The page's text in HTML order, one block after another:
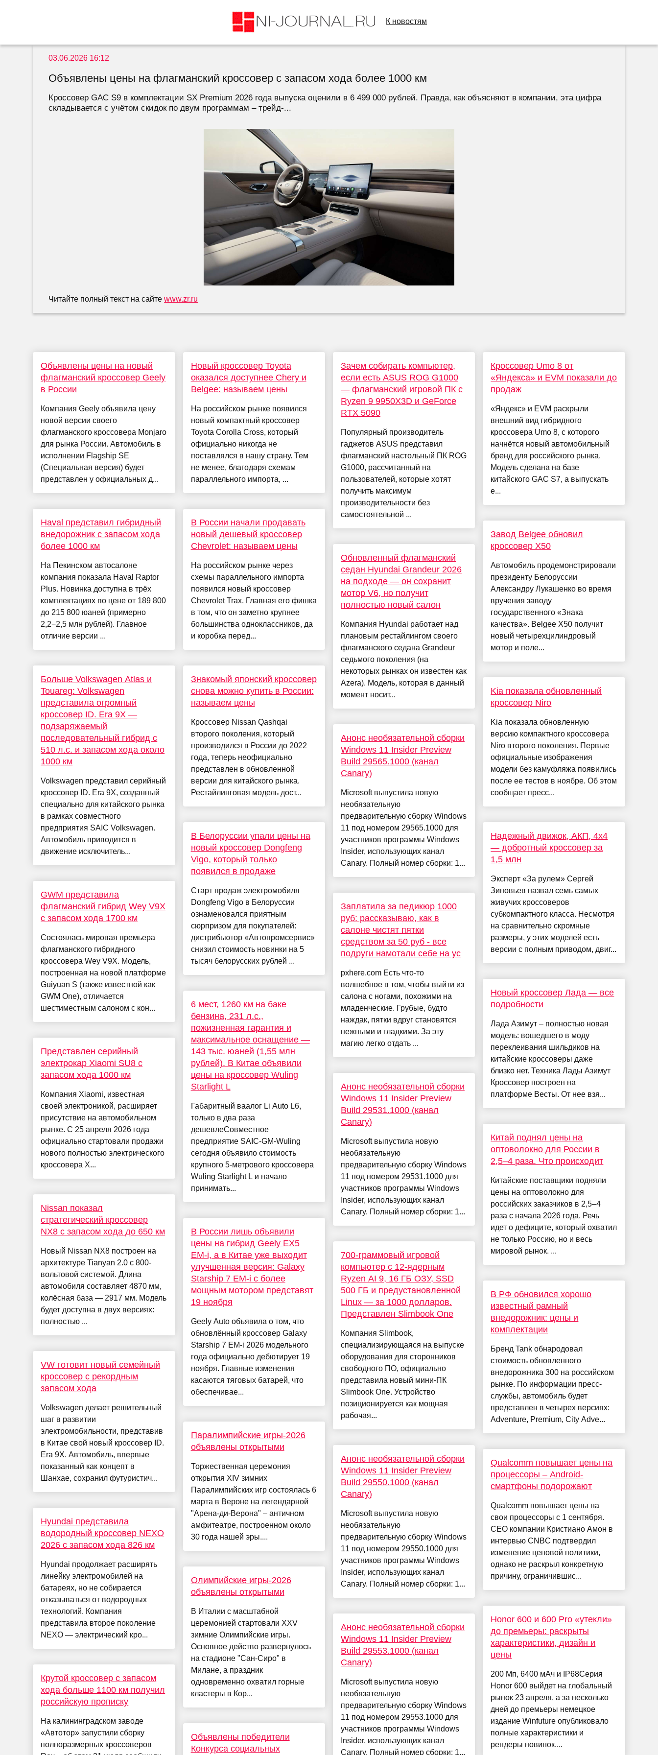
К новостям
03.06.2026 16:12
Объявлены цены на флагманский кроссовер с запасом хода более 1000 км
Кроссовер GAC S9 в комплектации SX Premium 2026 года выпуска оценили в 6 499 000 рублей. Правда, как объясняют в компании, эта цифра
складывается с учётом скидок по двум программам – трейд-...
Читайте полный текст на сайтеwww.zr.ru
Объявлены цены на новый
флагманский кроссовер Geely
в России
Компания Geely объявила цену
новой версии своего
флагманского кроссовера Monjaro
для рынка России. Автомобиль в
исполнении Flagship SE
(Специальная версия) будет
представлен у официальных д...
Haval представил гибридный
внедорожник с запасом хода
более 1000 км
На Пекинском автосалоне
компания показала Haval Raptor
Plus. Новинка доступна в трёх
комплектациях по цене от 189 800
до 215 800 юаней (примерно
2,2−2,5 млн рублей). Главное
отличие версии ...
Больше Volkswagen Atlas и
Touareg: Volkswagen
представила огромный
кроссовер ID. Era 9X —
подзаряжаемый
последовательный гибрид с
510 л.с. и запасом хода около
1000 км
Volkswagen представил серийный
кроссовер ID. Era 9X, созданный
специально для китайского рынка
в рамках совместного
предприятия SAIC Volkswagen.
Автомобиль приводится в
движение исключитель...
GWM представила
флагманский гибрид Wey V9X
с запасом хода 1700 км
Состоялась мировая премьера
флагманского гибридного
кроссовера Wey V9X. Модель,
построенная на новой платформе
Guiyuan S (также известной как
GWM One), отличается
шестиместным салоном с кон...
Представлен серийный
электрокар Xiaomi SU8 с
запасом хода 1000 км
Компания Xiaomi, известная
своей электроникой, расширяет
присутствие на автомобильном
рынке. С 25 апреля 2026 года
официально стартовали продажи
нового полностью электрического
кроссовера X...
Nissan показал
стратегический кроссовер
NX8 с запасом хода до 650 км
Новый Nissan NX8 построен на
архитектуре Tianyan 2.0 с 800-
вольтовой системой. Длина
автомобиля составляет 4870 мм,
колёсная база — 2917 мм. Модель
будет доступна в двух версиях:
полностью ...
VW готовит новый семейный
кроссовер с рекордным
запасом хода
Volkswagen делает решительный
шаг в развитии
электромобильности, представив
в Китае свой новый кроссовер ID.
Era 9X. Автомобиль, впервые
показанный как концепт в
Шанхае, сохранил футуристич...
Hyundai представила
водородный кроссовер NEXO
2026 с запасом хода 826 км
Hyundai продолжает расширять
линейку электромобилей на
батареях, но не собирается
отказываться от водородных
технологий. Компания
представила второе поколение
NEXO — электрический кро...
Крутой кроссовер с запасом
хода больше 1100 км получил
российскую прописку
На калининградском заводе
«Автотор» запустили сборку
полноразмерных кроссоверов
Новый кроссовер Toyota
оказался доступнее Chery и
Belgee: называем цены
На российском рынке появился
новый компактный кроссовер
Toyota Corolla Cross, который
официально никогда не
поставлялся в нашу страну. Тем
не менее, благодаря схемам
параллельного импорта, ...
В России начали продавать
новый дешевый кроссовер
Chevrolet: называем цены
На российском рынке через
схемы параллельного импорта
появился новый кроссовер
Chevrolet Trax. Главная его фишка
в том, что он заметно крупнее
большинства одноклассников, да
и коробка перед...
Знакомый японский кроссовер
снова можно купить в России:
называем цены
Кроссовер Nissan Qashqai
второго поколения, который
производился в России до 2022
года, теперь неофициально
представлен в обновленной
версии для китайского рынка.
Рестайлинговая модель дост...
В Белоруссии упали цены на
новый кроссовер Dongfeng
Vigo, который только
появился в продаже
Старт продаж электромобиля
Dongfeng Vigo в Белоруссии
ознаменовался приятным
сюрпризом для покупателей:
дистрибьютор «Автопромсервис»
снизил стоимость новинки на 5
тысяч белорусских рублей ...
6 мест, 1260 км на баке
бензина, 231 л.с.,
пожизненная гарантия и
максимальное оснащение —
143 тыс. юаней (1,55 млн
рублей). В Китае объявили
цены на кроссовер Wuling
Starlight L
Габаритный ваалог Li Auto L6,
только в два раза
дешевлеСовместное
предприятие SAIC-GM-Wuling
сегодня объявило стоимость
крупного 5-метрового кроссовера
Wuling Starlight L и начало
принимать...
В России лишь объявили
цены на гибрид Geely EX5
EM-i, а в Китае уже выходит
улучшенная версия: Galaxy
Starship 7 EM-i с более
мощным мотором представят
19 ноября
Geely Auto объявила о том, что
обновлённый кроссовер Galaxy
Starship 7 EM-i 2026 модельного
года официально дебютирует 19
ноября. Главные изменения
касаются тяговых батарей, что
обеспечивае...
Паралимпийские игры-2026
объявлены открытыми
Торжественная церемония
открытия XIV зимних
Паралимпийских игр состоялась 6
марта в Вероне на легендарной
"Арена-ди-Верона" – античном
амфитеатре, построенном около
30 года нашей эры....
Олимпийские игры-2026
объявлены открытыми
В Италии с масштабной
церемонией стартовали XXV
зимние Олимпийские игры.
Основное действо развернулось
на стадионе "Сан-Сиро" в
Милане, а праздник
одновременно охватил горные
кластеры в Кор...
Объявлены победители
Конкурса социальных
Зачем собирать компьютер,
если есть ASUS ROG G1000
— флагманский игровой ПК с
Ryzen 9 9950X3D и GeForce
RTX 5090
Популярный производитель
гаджетов ASUS представил
флагманский настольный ПК ROG
G1000, рассчитанный на
пользователей, которые хотят
получить максимум
производительности без
самостоятельной ...
Обновленный флагманский
седан Hyundai Grandeur 2026
на подходе — он сохранит
мотор V6, но получит
полностью новый салон
Компания Hyundai работает над
плановым рестайлингом своего
флагманского седана Grandeur
седьмого поколения (на
некоторых рынках он известен как
Azera). Модель, которая в данный
момент носит...
Анонс необязательной сборки
Windows 11 Insider Preview
Build 29565.1000 (канал
Canary)
Microsoft выпустила новую
необязательную
предварительную сборку Windows
11 под номером 29565.1000 для
участников программы Windows
Insider, использующих канал
Canary. Полный номер сборки: 1...
Заплатила за педикюр 1000
руб: рассказываю, как в
салоне чистят пятки
средством за 50 руб - все
подруги намотали себе на ус
pxhere.com Есть что-то
волшебное в том, чтобы выйти из
салона с ногами, похожими на
младенческие. Грубые, будто
наждак, пятки вдруг становятся
нежными и гладкими. За эту
магию легко отдать ...
Анонс необязательной сборки
Windows 11 Insider Preview
Build 29531.1000 (канал
Canary)
Microsoft выпустила новую
необязательную
предварительную сборку Windows
11 под номером 29531.1000 для
участников программы Windows
Insider, использующих канал
Canary. Полный номер сборки: 1...
700-граммовый игровой
компьютер с 12-ядерным
Ryzen AI 9, 16 ГБ ОЗУ, SSD
500 ГБ и предустановленной
Linux — за 1000 долларов.
Представлен Slimbook One
Компания Slimbook,
специализирующаяся на выпуске
оборудования для сторонников
свободного ПО, официально
представила новый мини-ПК
Slimbook One. Устройство
позиционируется как мощная
рабочая...
Анонс необязательной сборки
Windows 11 Insider Preview
Build 29550.1000 (канал
Canary)
Microsoft выпустила новую
необязательную
предварительную сборку Windows
11 под номером 29550.1000 для
участников программы Windows
Insider, использующих канал
Canary. Полный номер сборки: 1...
Анонс необязательной сборки
Windows 11 Insider Preview
Build 29553.1000 (канал
Canary)
Microsoft выпустила новую
необязательную
предварительную сборку Windows
11 под номером 29553.1000 для
участников программы Windows
Insider, использующих канал
Canary. Полный номер сборки: 1...
Кроссовер Umo 8 от
«Яндекса» и EVM показали до
продаж
«Яндекс» и EVM раскрыли
внешний вид гибридного
кроссовера Umo 8, с которого
начнётся новый автомобильный
бренд для российского рынка.
Модель сделана на базе
китайского GAC S7, а выпускать
е...
Завод Belgee обновил
кроссовер X50
Автомобиль продемонстрировали
президенту Белоруссии
Александру Лукашенко во время
вручения заводу
государственного «Знака
качества». Belgee X50 получит
новый четырехцилиндровый
мотор и поле...
Kia показала обновленный
кроссовер Niro
Kia показала обновленную
версию компактного кроссовера
Niro второго поколения. Первые
официальные изображения
модели без камуфляжа появились
после ее тестов в ноябре. Об этом
сообщает пресс...
Надежный движок, АКП, 4х4
— добротный кроссовер за
1,5 млн
Эксперт «За рулем» Сергей
Зиновьев назвал семь самых
живучих кроссоверов
субкомпактного класса. Несмотря
на сравнительно скромные
размеры, у этих моделей есть
версии с полным приводом, двиг...
Новый кроссовер Лада — все
подробности
Лада Азимут – полностью новая
модель: вошедшего в моду
переклеивания шильдиков на
китайские кроссоверы даже
близко нет. Техника Лады Азимут
Кроссовер построен на
платформе Весты. От нее взя...
Китай поднял цены на
оптоволокно для России в
2,5–4 раза. Что происходит
Китайские поставщики подняли
цены на оптоволокно для
российских заказчиков в 2,5–4
раза с начала 2026 года. Речь
идет о дефиците, который охватил
не только Россию, но и весь
мировой рынок. ...
В РФ обновился хорошо
известный рамный
внедорожник: цены и
комплектации
Бренд Tank обнародовал
стоимость обновленного
внедорожника 300 на российском
рынке. По информации пресс-
службы, автомобиль будет
представлен в четырех версиях:
Adventure, Premium, City Adve...
Qualcomm повышает цены на
процессоры – Android-
смартфоны подорожают
Qualcomm повышает цены на
свои процессоры с 1 сентября.
CEO компании Кристиано Амон в
интервью CNBC подтвердил
изменение ценовой политики,
однако не раскрыл конкретную
причину, ограничившис...
Honor 600 и 600 Pro «утекли»
до премьеры: раскрыты
характеристики, дизайн и
цены
200 Мп, 6400 мАч и IP68Серия
Honor 600 выйдет на глобальный
рынок 23 апреля, а за несколько
дней до премьеры немецкое
издание Winfuture опубликовало
полные характеристики и
рендеры новинок....